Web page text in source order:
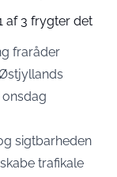
af 3 frygter det
fraråder
onsdag
sigtbarheden
trafikale